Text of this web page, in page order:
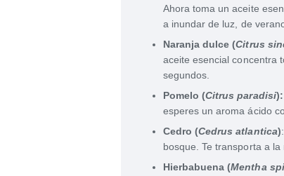
Ahora toma un aceite
a inundar de luz, de
Naranja dulce (Citrus
aceite esencial concentra
segundos.
Pomelo (Citrus paradisi):
esperes un aroma ácido
Cedro (Cedrus atlantica)
bosque. Te transporta a la
Hierbabuena (Mentha